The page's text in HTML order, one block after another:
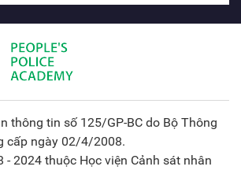
thông tin số 125/GP-BC do Bộ Thông
cấp ngày 02/4/2008.
- 2024 thuộc Học viện Cảnh sát nhân